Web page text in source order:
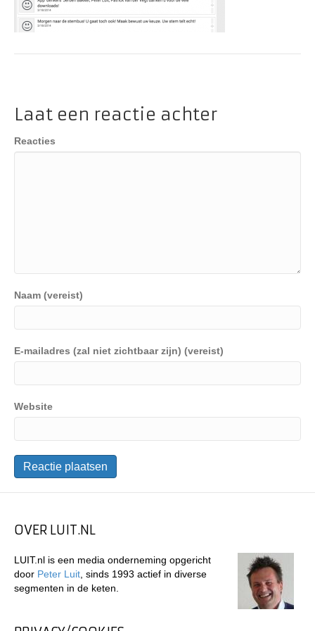
Laat een reactie achter
Reacties
Naam (vereist)
E-mailadres (zal niet zichtbaar zijn) (vereist)
Website
OVER LUIT.NL
LUIT.nl is een media onderneming opgericht
door Peter Luit , sinds 1993 actief in diverse
segmenten in de keten.